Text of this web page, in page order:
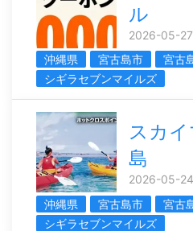
ル
2026-05-
沖縄県
宮古島市 宮古
シギラセブンマイルズ
スカ
島
2026-05-
沖縄県
宮古島市 宮古
シギラセブンマイルズ